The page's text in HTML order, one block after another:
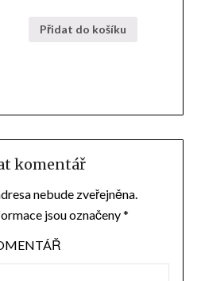
Přidat do košíku
komentář
nebude zveřejněna.
jsou označeny*